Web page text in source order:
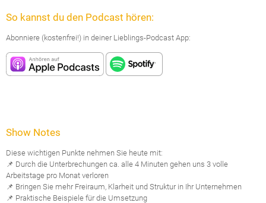
So kannst du den Podcast hören:
Abonniere (kostenfrei!) in deiner Lieblings-Podcast App:
Show Notes
Diese wichtigen Punkte nehmen Sie heute mit:
📌 Durch die Unterbrechungen ca. alle 4 Minuten gehen uns 3 volle
Arbeitstage pro Monat verloren
📌 Bringen Sie mehr Freiraum, Klarheit und Struktur in Ihr Unternehmen
📌 Praktische Beispiele für die Umsetzung